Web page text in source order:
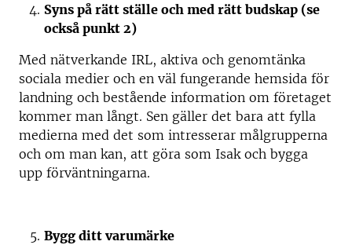
Syns på rätt ställe och med rätt budskap (se
också punkt 2)
Med nätverkande IRL, aktiva och genomtänka
sociala medier och en väl fungerande hemsida för
landning och bestående information om företaget
kommer man långt. Sen gäller det bara att fylla
medierna med det som intresserar målgrupperna
och om man kan, att göra som Isak och bygga
upp förväntningarna.
Bygg ditt varumärke